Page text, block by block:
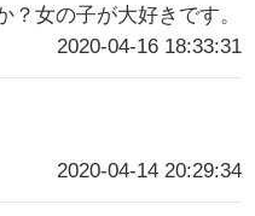
女の子が大好きです。
2020-04-16 18:33:31
2020-04-14 20:29:34